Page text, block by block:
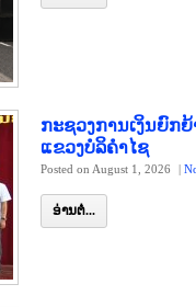
ກະຊວງການເງິນຍົ
ແຂວງບໍລິຄຳໄຊ
Posted on August 1, 2026 |
ອ່ານຕໍ່...